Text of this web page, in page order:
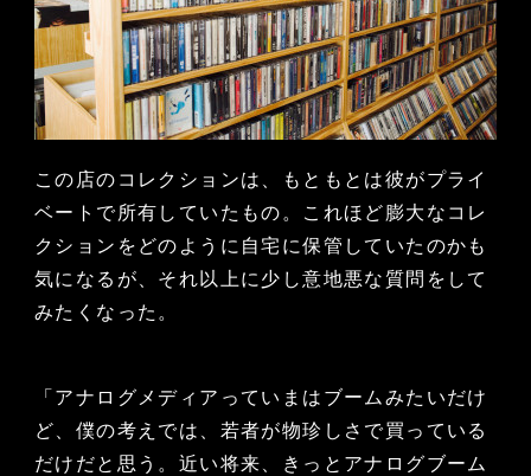
この店のコレクションは、もともとは彼がプライ
ベートで所有していたもの。これほど膨大なコレ
クションをどのように自宅に保管していたのかも
気になるが、それ以上に少し意地悪な質問をして
みたくなった。
「アナログメディアっていまはブームみたいだけ
ど、僕の考えでは、若者が物珍しさで買っている
だけだと思う。近い将来、きっとアナログブーム